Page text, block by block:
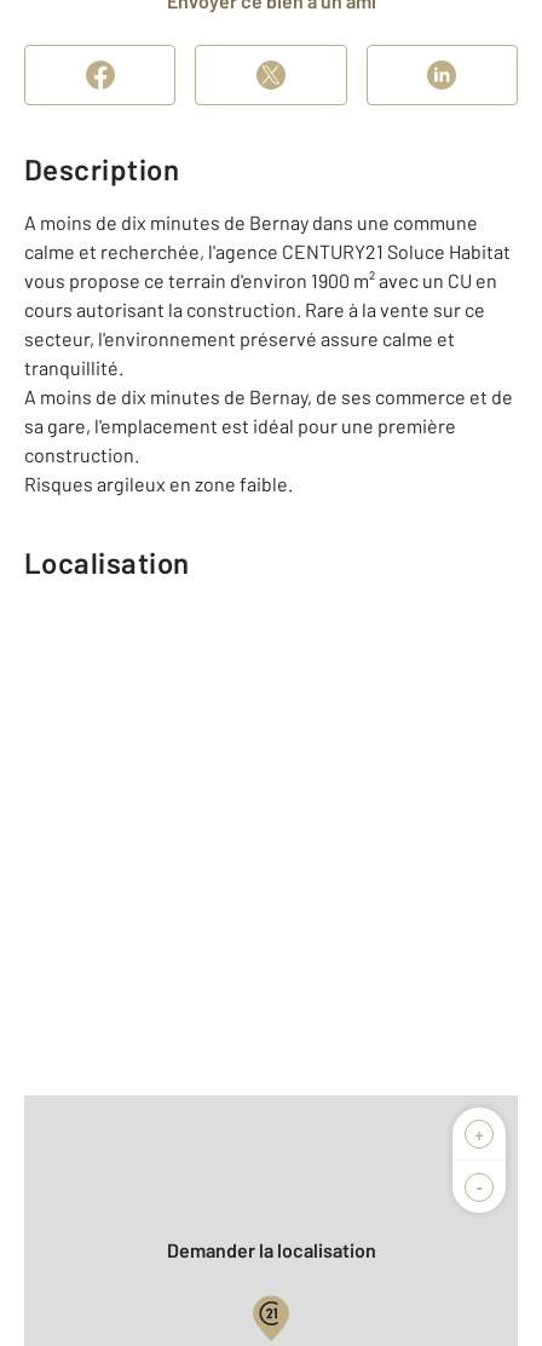
Description
A moins de dix minutes de Bernay dans une commune
calme et recherchée, l'agence CENTURY21 Soluce Habitat
vous propose ce terrain d'environ 1900 m² avec un CU en
cours autorisant la construction. Rare à la vente sur ce
secteur, l'environnement préservé assure calme et
tranquillité.
A moins de dix minutes de Bernay, de ses commerce et de
sa gare, l'emplacement est idéal pour une première
construction.
Risques argileux en zone faible.
Localisation
+
-
Biens vendus
Demander la localisation